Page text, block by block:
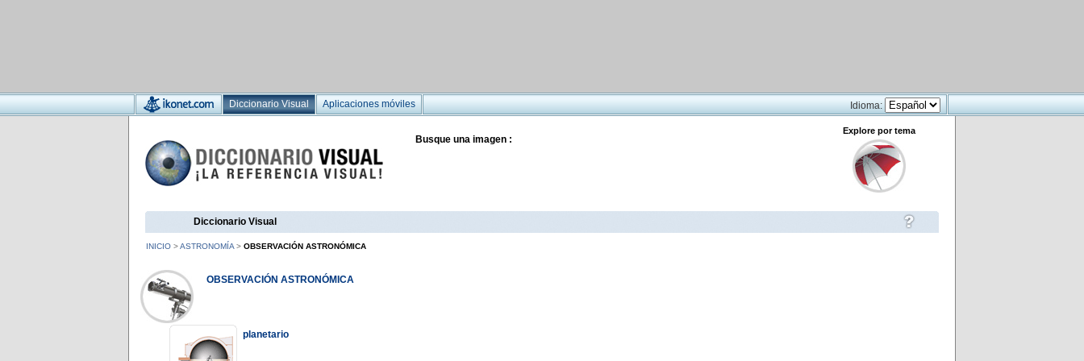
Diccionario Visual Aplicaciones móviles Idioma:
Busque una imagen :
Explore por tema
Diccionario Visual
INICIO >ASTRONOMÍA > OBSERVACIÓN ASTRONÓMICA
OBSERVACIÓN ASTRONÓMICA
planetario